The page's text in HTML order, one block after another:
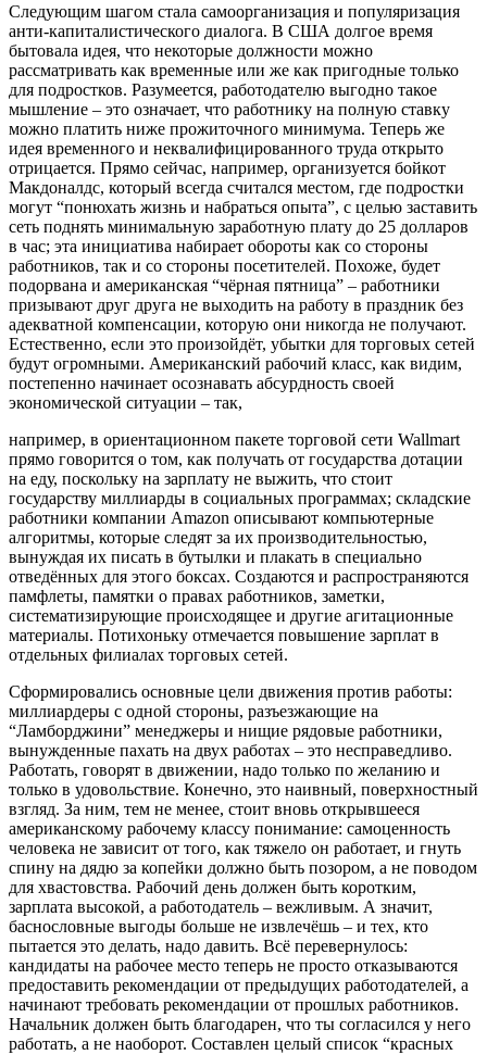
Следующим шагом стала самоорганизация и популяризация
анти-капиталистического диалога. В США долгое время
бытовала идея, что некоторые должности можно
рассматривать как временные или же как пригодные только
для подростков. Разумеется, работодателю выгодно такое
мышление – это означает, что работнику на полную ставку
можно платить ниже прожиточного минимума. Теперь же
идея временного и неквалифицированного труда открыто
отрицается. Прямо сейчас, например, организуется бойкот
Макдоналдс, который всегда считался местом, где подростки
могут “понюхать жизнь и набраться опыта”, с целью заставить
сеть поднять минимальную заработную плату до 25 долларов
в час; эта инициатива набирает обороты как со стороны
работников, так и со стороны посетителей. Похоже, будет
подорвана и американская “чёрная пятница” – работники
призывают друг друга не выходить на работу в праздник без
адекватной компенсации, которую они никогда не получают.
Естественно, если это произойдёт, убытки для торговых сетей
будут огромными. Американский рабочий класс, как видим,
постепенно начинает осознавать абсурдность своей
экономической ситуации – так,
например, в ориентационном пакете торговой сети Wallmart
прямо говорится о том, как получать от государства дотации
на еду, поскольку на зарплату не выжить, что стоит
государству миллиарды в социальных программах; складские
работники компании Amazon описывают компьютерные
алгоритмы, которые следят за их производительностью,
вынуждая их писать в бутылки и плакать в специально
отведённых для этого боксах. Создаются и распространяются
памфлеты, памятки о правах работников, заметки,
систематизирующие происходящее и другие агитационные
материалы. Потихоньку отмечается повышение зарплат в
отдельных филиалах торговых сетей.
Сформировались основные цели движения против работы:
миллиардеры с одной стороны, разъезжающие на
“Ламборджини” менеджеры и нищие рядовые работники,
вынужденные пахать на двух работах – это несправедливо.
Работать, говорят в движении, надо только по желанию и
только в удовольствие. Конечно, это наивный, поверхностный
взгляд. За ним, тем не менее, стоит вновь открывшееся
американскому рабочему классу понимание: самоценность
человека не зависит от того, как тяжело он работает, и гнуть
спину на дядю за копейки должно быть позором, а не поводом
для хвастовства. Рабочий день должен быть коротким,
зарплата высокой, а работодатель – вежливым. А значит,
баснословные выгоды больше не извлечёшь – и тех, кто
пытается это делать, надо давить. Всё перевернулось:
кандидаты на рабочее место теперь не просто отказываются
предоставить рекомендации от предыдущих работодателей, а
начинают требовать рекомендации от прошлых работников.
Начальник должен быть благодарен, что ты согласился у него
работать, а не наоборот. Составлен целый список “красных